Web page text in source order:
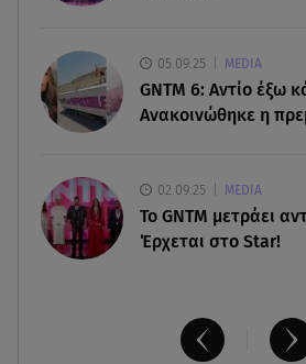
05.09.25 MEDIA
GNTM 6: Αντίο έξω
Ανακοινώθηκε η
02.09.25 MEDIA
Το GNTM μετράει
Έρχεται στο Star!